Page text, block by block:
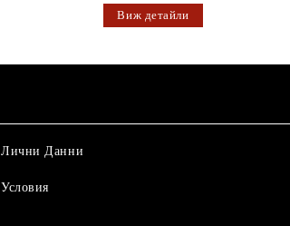
Виж детайли
Лични Данни
Условия